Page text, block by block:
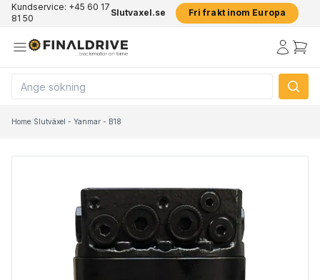
Kundservice: +45 60 17
81 50
Slutvaxel.se Fri frakt inom Europa
Home/Slutväxel - Yanmar - B18